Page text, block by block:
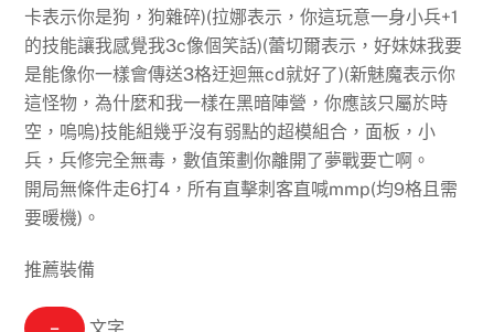
卡表示你是狗，狗雜碎)(拉娜表示，你這玩意一身小兵+1
的技能讓我感覺我3c像個笑話)(蕾切爾表示，好妹妹我要
是能像你一樣會傳送3格迂迴無cd就好了)(新魅魔表示你
這怪物，為什麼和我一樣在黑暗陣營，你應該只屬於時
空，嗚嗚)技能組幾乎沒有弱點的超模組合，面板，小
兵，兵修完全無毒，數值策劃你離開了夢戰要亡啊。
開局無條件走6打4，所有直擊刺客直喊mmp(均9格且需
要暖機)。
推薦裝備